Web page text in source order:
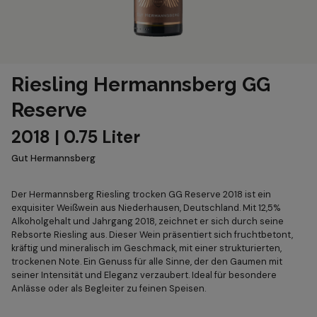
Riesling Hermannsberg GG
Reserve
2018 | 0.75 Liter
Gut Hermannsberg
Der Hermannsberg Riesling trocken GG Reserve 2018 ist ein
exquisiter Weißwein aus Niederhausen, Deutschland. Mit 12,5%
Alkoholgehalt und Jahrgang 2018, zeichnet er sich durch seine
Rebsorte Riesling aus. Dieser Wein präsentiert sich fruchtbetont,
kräftig und mineralisch im Geschmack, mit einer strukturierten,
trockenen Note. Ein Genuss für alle Sinne, der den Gaumen mit
seiner Intensität und Eleganz verzaubert. Ideal für besondere
Anlässe oder als Begleiter zu feinen Speisen.